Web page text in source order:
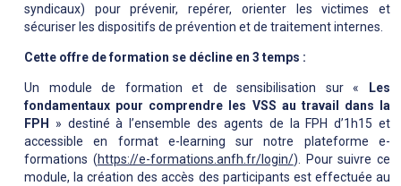
syndicaux) pour prévenir, repérer, orienter les victimes et
sécuriser les dispositifs de prévention et de traitement internes.
Cette offre de formation se décline en 3 temps :
Un module de formation et de sensibilisation sur « Les
fondamentaux pour comprendre les VSS au travail dans la
FPH » destiné à l’ensemble des agents de la FPH d’1h15 et
accessible en format e-learning sur notre plateforme e-
formations (https://e-formations.anfh.fr/login/). Pour suivre ce
module, la création des accès des participants est effectuée au